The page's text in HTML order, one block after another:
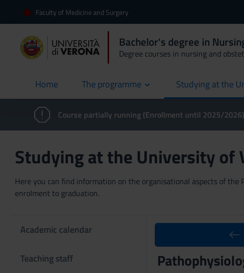
Faculty of Medicine and Surgery
Bachelor's degree in
Degree courses in nursing and
Home
current The programme Studying at the
Course partially running (Enrollment until 2025/2026)
Studying at the University of
Here you can find information on the organisational aspects of
enrolment to graduation.
Academic calendar
Teaching staff